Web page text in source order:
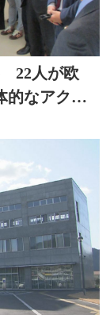
22人が欧
なアクシ